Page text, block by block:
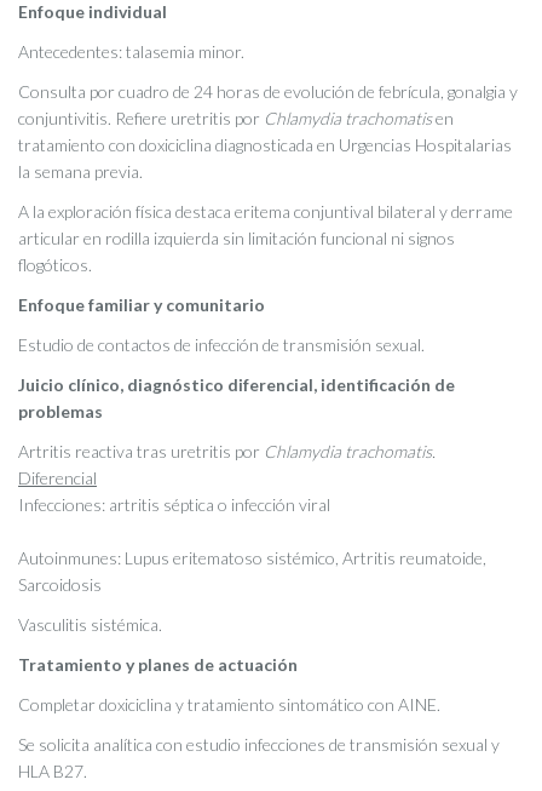
Enfoque individual
Antecedentes: talasemia minor.
Consulta por cuadro de 24 horas de evolución de febrícula, gonalgia y
conjuntivitis. Refiere uretritis por Chlamydia trachomatisen
tratamiento con doxiciclina diagnosticada en Urgencias Hospitalarias
la semana previa.
A la exploración física destaca eritema conjuntival bilateral y derrame
articular en rodilla izquierda sin limitación funcional ni signos
flogóticos.
Enfoque familiar y comunitario
Estudio de contactos de infección de transmisión sexual.
Juicio clínico, diagnóstico diferencial, identificación de
problemas
Artritis reactiva tras uretritis por Chlamydia trachomatis.
Diferencial
Infecciones: artritis séptica o infección viral
Autoinmunes: Lupus eritematoso sistémico, Artritis reumatoide,
Sarcoidosis
Vasculitis sistémica.
Tratamiento y planes de actuación
Completar doxiciclina y tratamiento sintomático con AINE.
Se solicita analítica con estudio infecciones de transmisión sexual y
HLA B27.